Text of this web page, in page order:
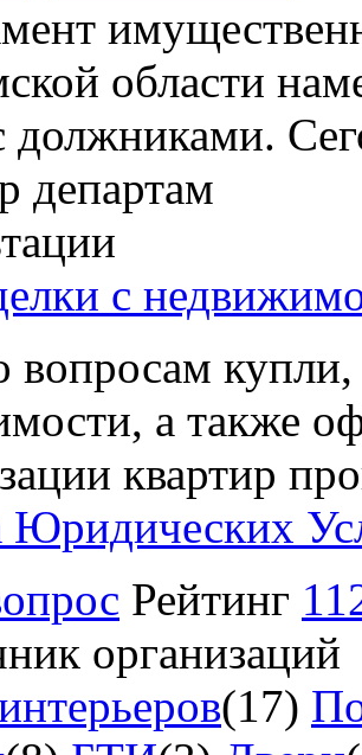
области
должниками.
департам
с
вопросам
а также
квартир
Юридических
Рейтинг
организаций
(17)